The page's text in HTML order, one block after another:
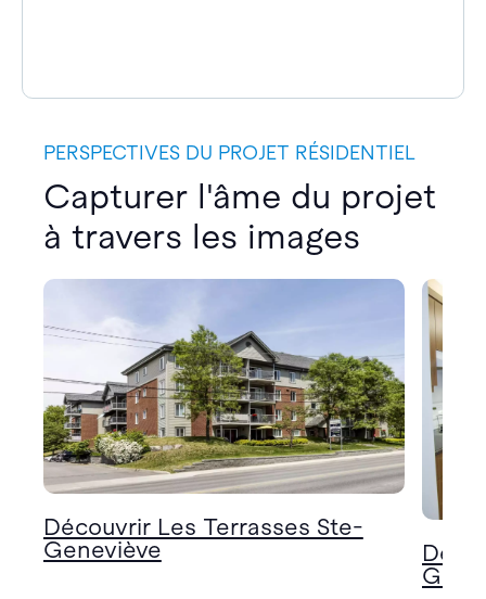
PERSPECTIVES DU PROJET RÉSIDENTIEL
Capturer l'âme du projet
à travers les images
Découvrir Les Terrasses Ste-
Geneviève